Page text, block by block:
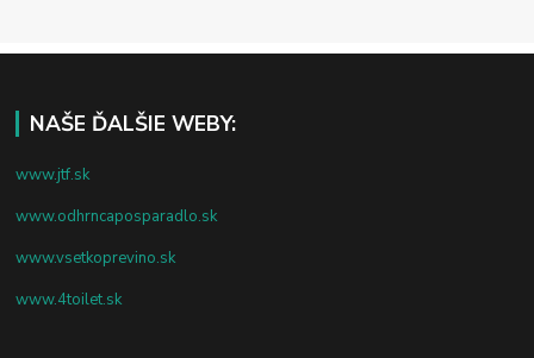
NAŠE ĎALŠIE WEBY:
www.jtf.sk
www.odhrncaposparadlo.sk
www.vsetkoprevino.sk
www.4toilet.sk